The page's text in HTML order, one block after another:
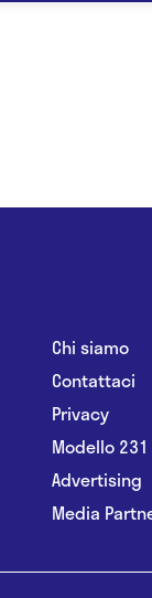
Chi siamo
Contattaci
Privacy
Modello 231
Advertising
Media